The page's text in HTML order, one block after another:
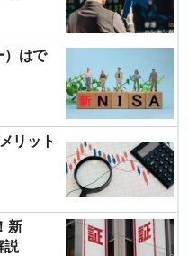
）はで
リット
新
説